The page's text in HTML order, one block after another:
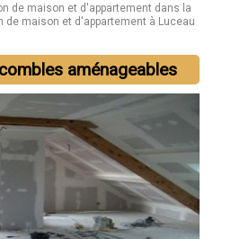
de maison et d'appartement dans la
de maison et d'appartement à Luceau
aménageables